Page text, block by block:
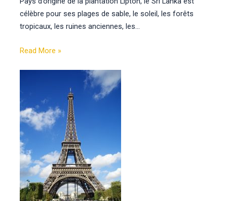
célèbre pour ses plages de sable, le soleil, les forêts
tropicaux, les ruines anciennes, les…
Read More »